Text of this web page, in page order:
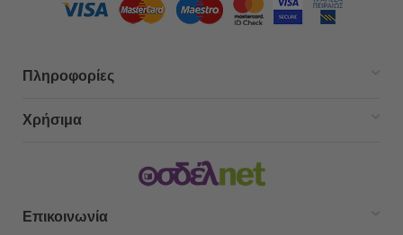
Πληροφορίες
Χρήσιμα
Επικοινωνία